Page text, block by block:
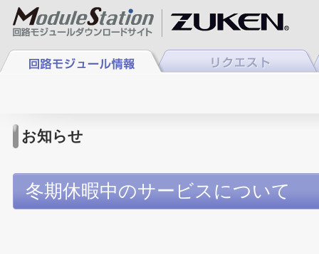
お知らせ
冬期休暇中のサービスについて